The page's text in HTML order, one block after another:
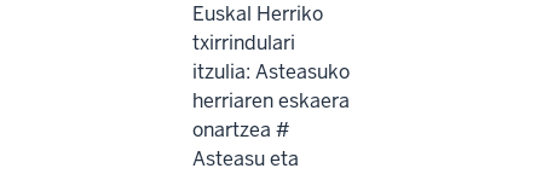
Euskal Herriko
txirrindulari
itzulia: Asteasuko
herriaren eskaera
onartzea #
Asteasu eta